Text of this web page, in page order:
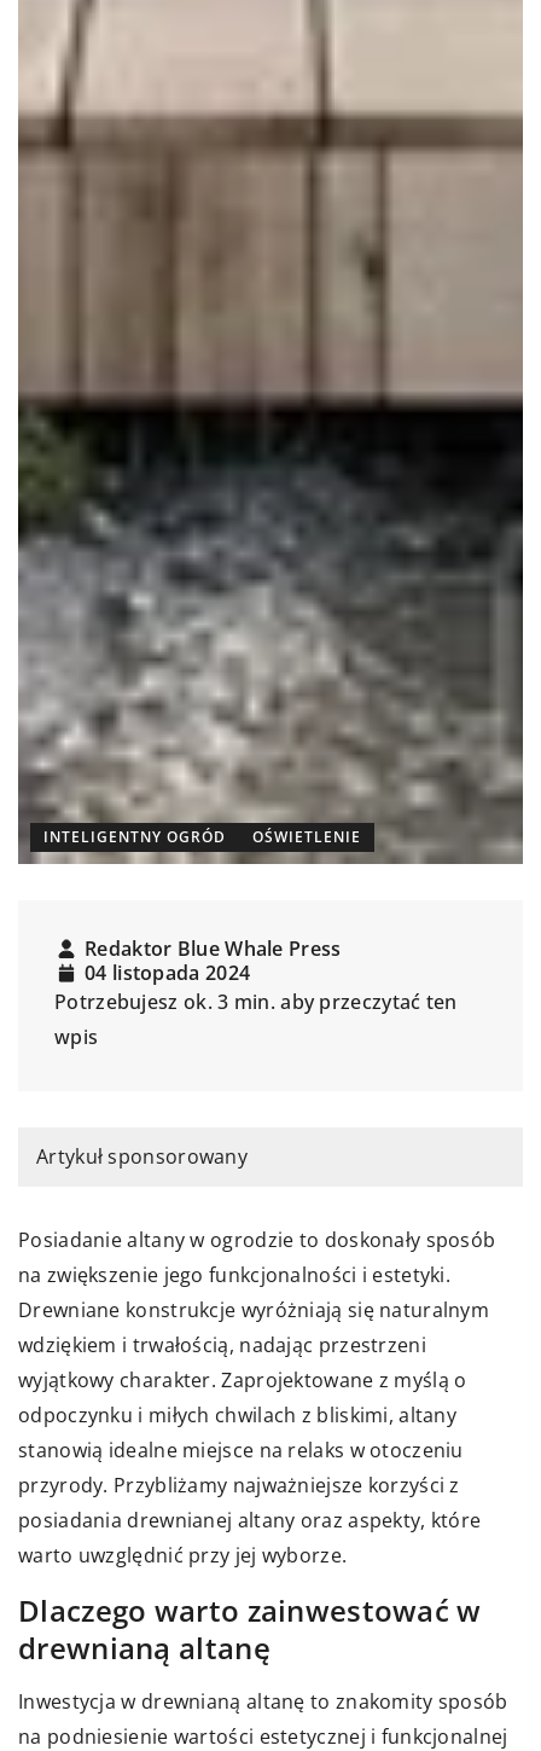
INTELIGENTNY OGRÓD OŚWIETLENIE
Redaktor Blue Whale Press
04 listopada 2024
Potrzebujesz ok. 3 min. aby przeczytać ten
wpis
Artykuł sponsorowany
Posiadanie altany w ogrodzie to doskonały sposób
na zwiększenie jego funkcjonalności i estetyki.
Drewniane konstrukcje wyróżniają się naturalnym
wdziękiem i trwałością, nadając przestrzeni
wyjątkowy charakter. Zaprojektowane z myślą o
odpoczynku i miłych chwilach z bliskimi, altany
stanowią idealne miejsce na relaks w otoczeniu
przyrody. Przybliżamy najważniejsze korzyści z
posiadania drewnianej altany oraz aspekty, które
warto uwzględnić przy jej wyborze.
Dlaczego warto zainwestować w
drewnianą altanę
Inwestycja w drewnianą altanę to znakomity sposób
na podniesienie wartości estetycznej i funkcjonalnej